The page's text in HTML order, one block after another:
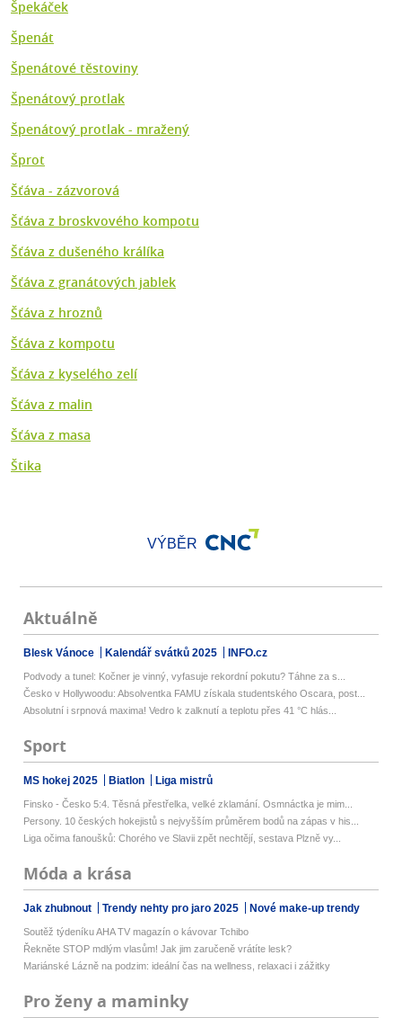
Špekáček
Špenát
Špenátové těstoviny
Špenátový protlak
Špenátový protlak - mražený
Šprot
Šťáva - zázvorová
Šťáva z broskvového kompotu
Šťáva z dušeného králíka
Šťáva z granátových jablek
Šťáva z hroznů
Šťáva z kompotu
Šťáva z kyselého zelí
Šťáva z malin
Šťáva z masa
Štika
VÝBĚR
Aktuálně
Blesk Vánoce Kalendář svátků 2025 INFO.cz
Podvody a tunel: Kočner je vinný, vyfasuje rekordní pokutu? Táhne za s...
Česko v Hollywoodu: Absolventka FAMU získala studentského Oscara, post...
Absolutní i srpnová maxima! Vedro k zalknutí a teplotu přes 41 °C hlás...
Sport
MS hokej 2025 Biatlon Liga mistrů
Finsko - Česko 5:4. Těsná přestřelka, velké zklamání. Osmnáctka je mim...
Persony. 10 českých hokejistů s nejvyšším průměrem bodů na zápas v his...
Liga očima fanoušků: Chorého ve Slavii zpět nechtějí, sestava Plzně vy...
Móda a krása
Jak zhubnout Trendy nehty pro jaro 2025 Nové make-up trendy
Soutěž týdeníku AHA TV magazín o kávovar Tchibo
Řekněte STOP mdlým vlasům! Jak jim zaručeně vrátíte lesk?
Mariánské Lázně na podzim: ideální čas na wellness, relaxaci i zážitky
Pro ženy a maminky